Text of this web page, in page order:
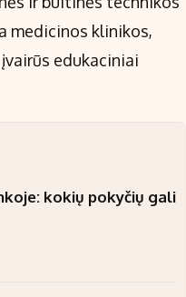
medicinos klinikos,
edukaciniai
kokių pokyčių gali